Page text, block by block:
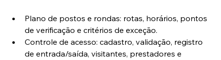
Plano de postos e rondas: rotas, horários, pontos
de verificação e critérios de exceção.
Controle de acesso: cadastro, validação, registro
de entrada/saída, visitantes, prestadores e